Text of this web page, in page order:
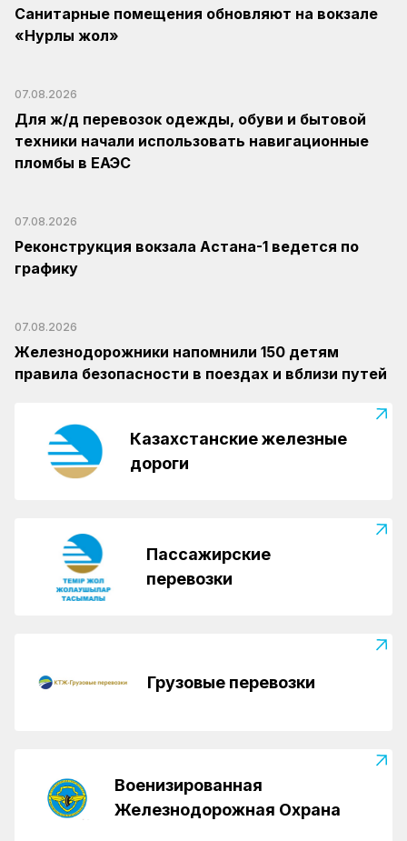
Санитарные помещения обновляют на вокзале
«Нурлы жол»
07.08.2026
Для ж/д перевозок одежды, обуви и бытовой
техники начали использовать навигационные
пломбы в ЕАЭС
07.08.2026
Реконструкция вокзала Астана-1 ведется по
графику
07.08.2026
Железнодорожники напомнили 150 детям
правила безопасности в поездах и вблизи путей
Казахстанские железные
дороги
Пассажирские
перевозки
Грузовые перевозки
Военизированная
Железнодорожная Охрана